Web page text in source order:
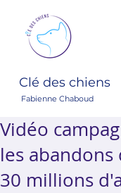
Clé des chiens
Fabienne Chaboud
Vidéo
les
30 millions